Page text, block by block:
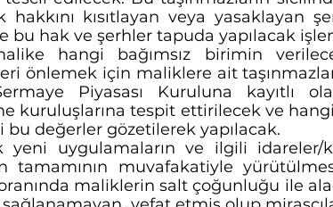
hakkını kısıtlayan veya yasaklayan
bu hak ve şerhler tapuda yapılacak
hangi bağımsız birimin
önlemek için maliklere ait
Piyasası Kuruluna kayıtlı
kuruluşlarına tespit ettirilecek ve
bu değerler gözetilerek yapılacak.
yeni uygulamaların ve ilgili
tamamının muvafakatiyle
maliklerin salt çoğunluğu ile